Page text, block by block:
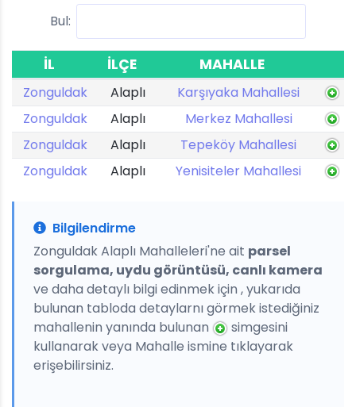
Bul:
İL İLÇE MAHALLE
Zonguldak Alaplı
Karşıyaka Mahallesi
Zonguldak
Alaplı
Merkez Mahallesi
Zonguldak
Alaplı
Tepeköy Mahallesi
Zonguldak
Alaplı Yenisiteler Mahallesi
Bilgilendirme
Zonguldak Alaplı Mahalleleri'ne ait parsel
sorgulama, uydu görüntüsü, canlı kamera
ve daha detaylı bilgi edinmek için , yukarıda
bulunan tabloda detaylarnı görmek istediğiniz
mahallenin yanında bulunan
simgesini
kullanarak veya Mahalle ismine tıklayarak
erişebilirsiniz.